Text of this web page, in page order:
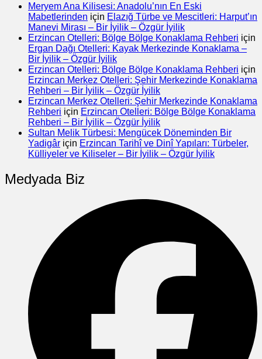
Meryem Ana Kilisesi: Anadolu’nın En Eski
Mabetlerinden için Elazığ Türbe ve Mescitleri: Harput’ın
Manevi Mirası – Bir İyilik – Özgür İyilik
Erzincan Otelleri: Bölge Bölge Konaklama Rehberi için
Ergan Dağı Otelleri: Kayak Merkezinde Konaklama –
Bir İyilik – Özgür İyilik
Erzincan Otelleri: Bölge Bölge Konaklama Rehberi için
Erzincan Merkez Otelleri: Şehir Merkezinde Konaklama
Rehberi – Bir İyilik – Özgür İyilik
Erzincan Merkez Otelleri: Şehir Merkezinde Konaklama
Rehberi için Erzincan Otelleri: Bölge Bölge Konaklama
Rehberi – Bir İyilik – Özgür İyilik
Sultan Melik Türbesi: Mengücek Döneminden Bir
Yadigâr için Erzincan Tarihî ve Dinî Yapıları: Türbeler,
Külliyeler ve Kiliseler – Bir İyilik – Özgür İyilik
Medyada Biz